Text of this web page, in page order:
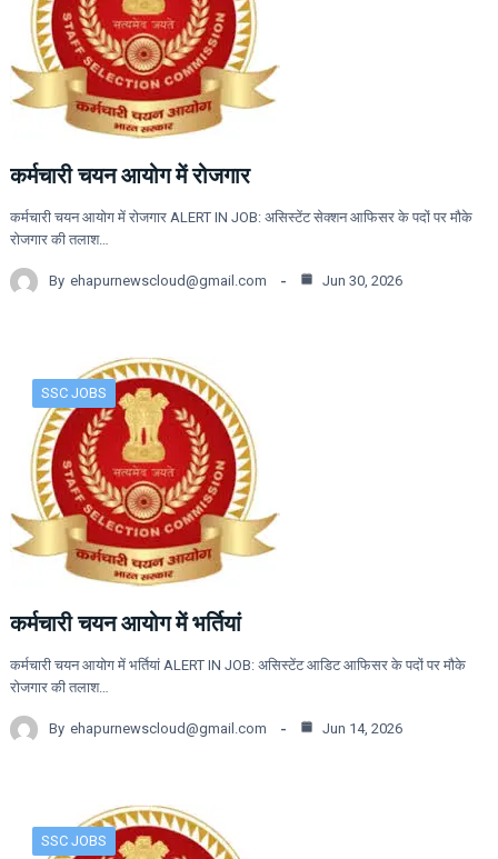
कर्मचारी चयन आयोग में रोजगार
कर्मचारी चयन आयोग में रोजगार ALERT IN JOB: असिस्टेंट सेक्शन आफिसर के पदों पर मौके
रोजगार की तलाश…
By ehapurnewscloud@gmail.com Jun 30, 2026
SSC JOBS
कर्मचारी चयन आयोग में भर्तियां
कर्मचारी चयन आयोग में भर्तियां ALERT IN JOB: असिस्टेंट आडिट आफिसर के पदों पर मौके
रोजगार की तलाश…
By ehapurnewscloud@gmail.com Jun 14, 2026
SSC JOBS